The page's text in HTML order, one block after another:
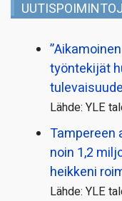
työntekijät
Lähde: YLE
Tampereen
noin 1,2
heikkeni
Lähde: YLE